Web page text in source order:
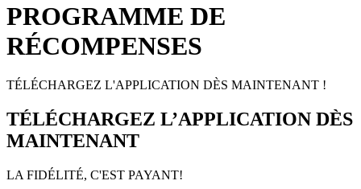
PROGRAMME DE
RÉCOMPENSES
TÉLÉCHARGEZ L'APPLICATION DÈS MAINTENANT !
TÉLÉCHARGEZ L’APPLICATION DÈS
MAINTENANT
LA FIDÉLITÉ, C'EST PAYANT!